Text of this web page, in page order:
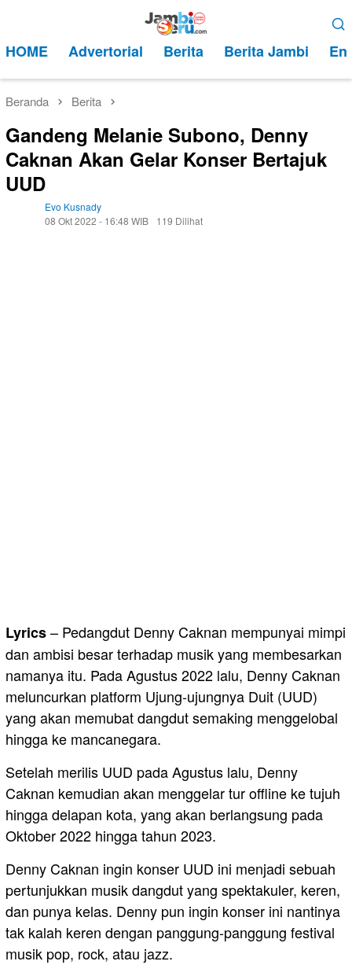
kontenMobile
HOME Advertorial Berita Berita Jambi
Beranda Berita
Gandeng Melanie Subono, Denny
Caknan Akan Gelar Konser Bertajuk
UUD
Evo Kusnady
08 Okt 2022 - 16:48 WIB
119 Dilihat
Lyrics– Pedangdut Denny Caknan mempunyai mimpi
dan ambisi besar terhadap musik yang membesarkan
namanya itu. Pada Agustus 2022 lalu, Denny Caknan
meluncurkan platform Ujung-ujungnya Duit (UUD)
yang akan memubat dangdut semaking menggelobal
hingga ke mancanegara.
Setelah merilis UUD pada Agustus lalu, Denny
Caknan kemudian akan menggelar tur offline ke tujuh
hingga delapan kota, yang akan berlangsung pada
Oktober 2022 hingga tahun 2023.
Denny Caknan ingin konser UUD ini menjadi sebuah
pertunjukkan musik dangdut yang spektakuler, keren,
dan punya kelas. Denny pun ingin konser ini nantinya
tak kalah keren dengan panggung-panggung festival
musik pop, rock, atau jazz.